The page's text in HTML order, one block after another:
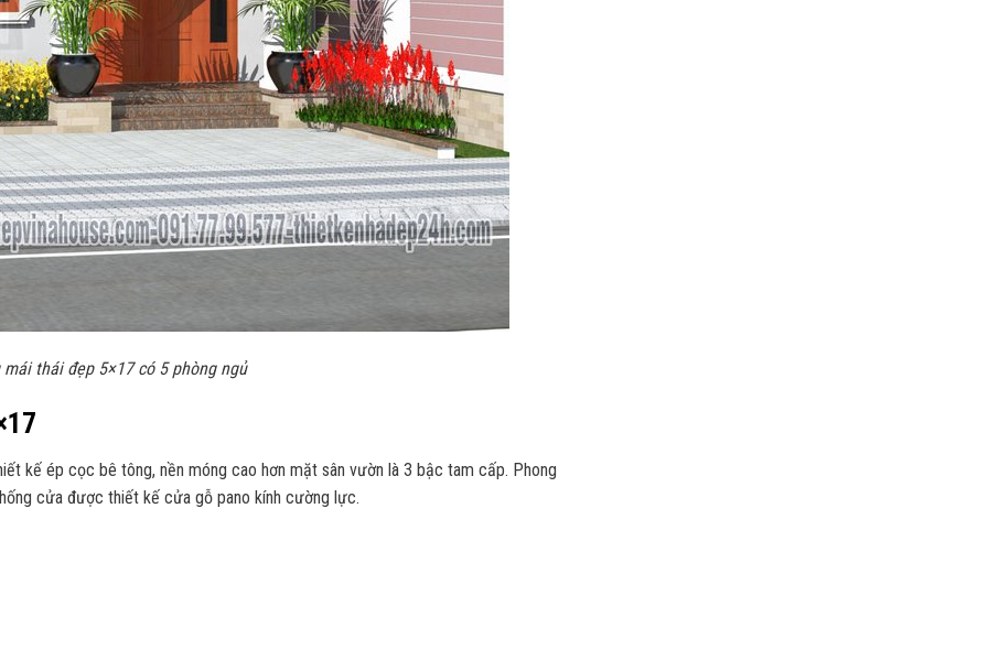
thái đẹp 5×17 có 5 phòng ngủ
kế ép cọc bê tông, nền móng cao hơn mặt sân vườn là 3 bậc tam cấp. Phong
cửa được thiết kế cửa gỗ pano kính cường lực.